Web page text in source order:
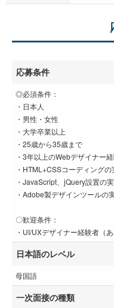
応募条件
◎必須条件：
・日本人
・男性・女性
・大学卒業以上
・25歳から35歳まで
・3年以上のWebデザイナー
・HTML+CSSコーディング
・JavaScript、jQuery設置の
・Adobe製デザインツールの
〇歓迎条件：
・UI/UXデザイナー経験者（あ
日本語のレベル
母国語
一次面接の種類